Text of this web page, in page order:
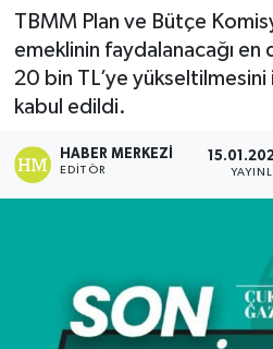
TBMM Plan ve Bütçe
emeklinin faydalanacağı en
20 bin TL’ye
kabul edildi.
HABER MERKEZI
EDITÖR